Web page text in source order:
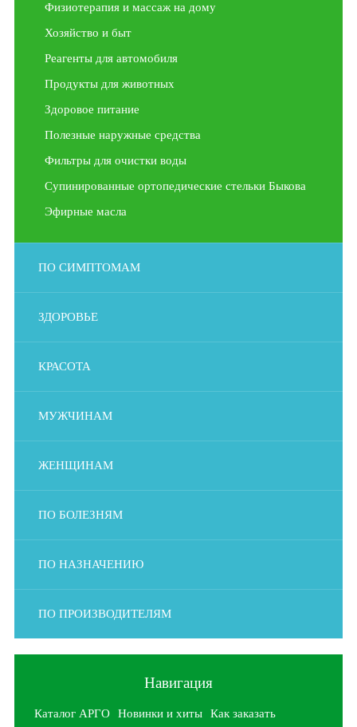
Физиотерапия и массаж на дому
Хозяйство и быт
Реагенты для автомобиля
Продукты для животных
Здоровое питание
Полезные наружные средства
Фильтры для очистки воды
Супинированные ортопедические стельки Быкова
Эфирные масла
ПО СИМПТОМАМ
ЗДОРОВЬЕ
КРАСОТА
МУЖЧИНАМ
ЖЕНЩИНАМ
ПО БОЛЕЗНЯМ
ПО НАЗНАЧЕНИЮ
ПО ПРОИЗВОДИТЕЛЯМ
Навигация
Каталог АРГО Новинки и хиты Как заказать